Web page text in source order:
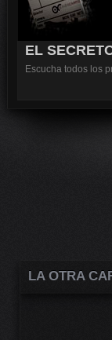
EL
Escucha todos los
LA OTRA